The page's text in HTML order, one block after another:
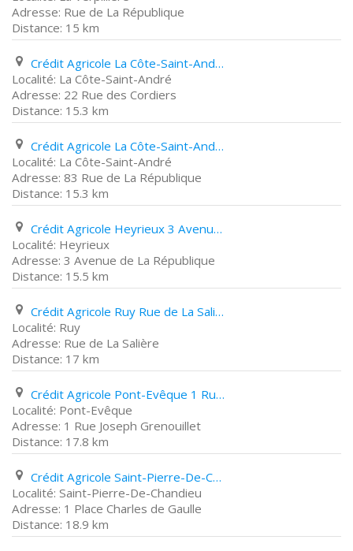
Rue de La République
15 km
Crédit Agricole La Côte-Saint-André 22 Rue des Cordiers
La Côte-Saint-André
22 Rue des Cordiers
15.3 km
Crédit Agricole La Côte-Saint-André 83 Rue de La République
La Côte-Saint-André
83 Rue de La République
15.3 km
Crédit Agricole Heyrieux 3 Avenue de La République
Heyrieux
3 Avenue de La République
15.5 km
Crédit Agricole Ruy Rue de La Salière
Ruy
Rue de La Salière
17 km
Crédit Agricole Pont-Evêque 1 Rue Joseph Grenouillet
Pont-Evêque
1 Rue Joseph Grenouillet
17.8 km
Crédit Agricole Saint-Pierre-De-Chandieu 1 Place Charles de Gaulle
Saint-Pierre-De-Chandieu
1 Place Charles de Gaulle
18.9 km